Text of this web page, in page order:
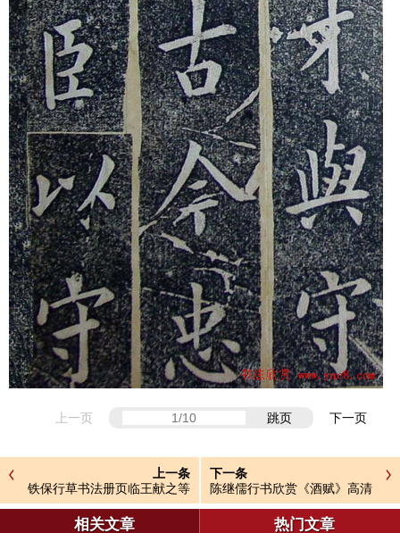
上一页 跳页 下一页
上一条
铁保行草书法册页临王献之等
七帖
下一条
陈继儒行书欣赏《酒赋》高清
书法图片
相关文章 热门文章